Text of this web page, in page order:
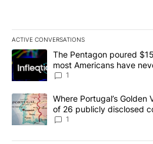
ACTIVE CONVERSATIONS
The following is a list of the most
A trending article titled "The
The Pentagon poured
most Americans have
make it a good
1
A trending article titled "Where
Where Portugal’s Golden
of 26 publicly disclosed
1